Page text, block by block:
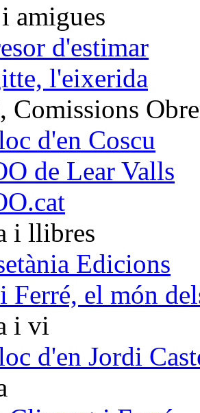
amigues
d'estimar
l'eixerida
Comissions
d'en Coscu
de Lear Valls
i llibres
Edicions
Ferré, el món
i vi
d'en Jordi